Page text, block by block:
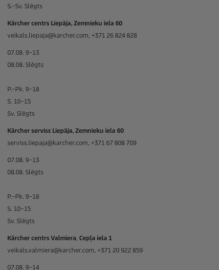
S.–Sv. Slēgts
Kärcher centrs Liepāja, Zemnieku iela 60
veikals.liepaja@karcher.com, +371 26 824 828
07.08. 9–13
08.08. Slēgts
P.–Pk. 9–18
S. 10–15
Sv. Slēgts
Kärcher serviss Liepāja, Zemnieku iela 60
serviss.liepaja@karcher.com, +371 67 808 709
07.08. 9–13
08.08. Slēgts
P.–Pk. 9–18
S. 10–15
Sv. Slēgts
Kärcher centrs Valmiera, Cepļa iela 1
veikals.valmiera@karcher.com, +371 20 922 859
07.08. 9–14